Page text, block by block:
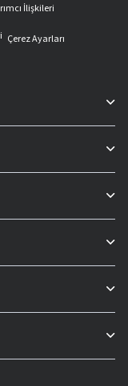
İlişkileri
Çerez Ayarları